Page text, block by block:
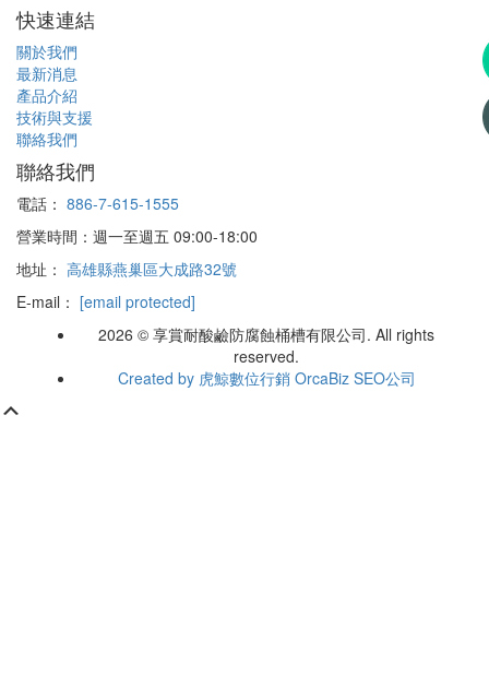
快速連結
關於我們
最新消息
產品介紹
技術與支援
聯絡我們
聯絡我們
電話： 886-7-615-1555
營業時間：週一至週五 09:00-18:00
地址： 高雄縣燕巢區大成路32號
E-mail： [email protected]
2026 © 享賞耐酸鹼防腐蝕桶槽有限公司. All rights
reserved.
Created by 虎鯨數位行銷 OrcaBiz SEO公司